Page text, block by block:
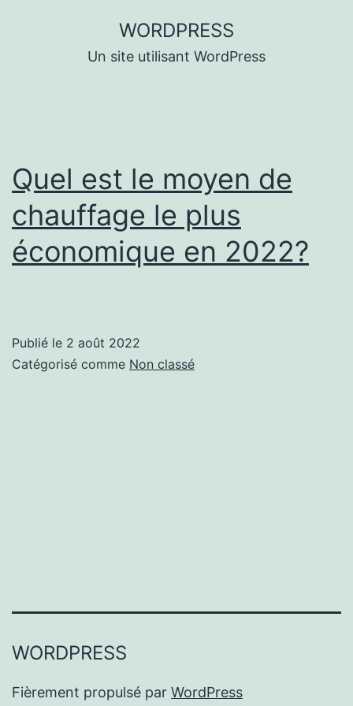
WORDPRESS
Un site utilisant WordPress
Quel est le moyen de
chauffage le plus
économique en 2022?
Publié le 2 août 2022
Catégorisé comme Non classé
WORDPRESS
Fièrement propulsé par WordPress